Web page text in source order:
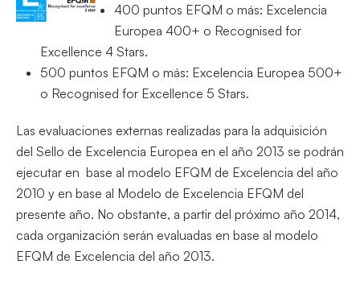
400 puntos EFQM o más: Excelencia
Europea 400+ o Recognised for
Excellence 4 Stars.
500 puntos EFQM o más: Excelencia Europea 500+
o Recognised for Excellence 5 Stars.
Las evaluaciones externas realizadas para la adquisición
del Sello de Excelencia Europea en el año 2013 se podrán
ejecutar en base al modelo EFQM de Excelencia del año
2010 y en base al Modelo de Excelencia EFQM del
presente año. No obstante, a partir del próximo año 2014,
cada organización serán evaluadas en base al modelo
EFQM de Excelencia del año 2013.